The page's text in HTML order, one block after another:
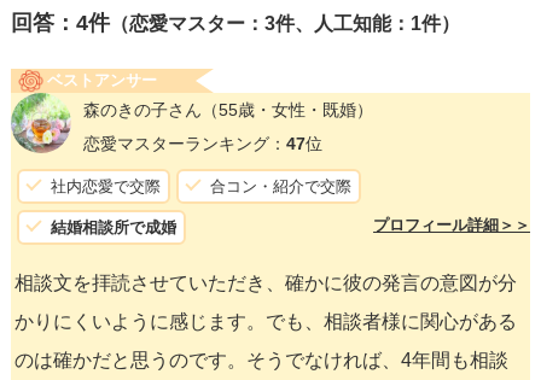
回答： 4件（恋愛マスター：3件、人工知能：1件）
ベストアンサー
森のきの子さん （55歳・女性・既婚）
恋愛マスターランキング： 47位
社内恋愛で交際 合コン・紹介で交際
結婚相談所で成婚 プロフィール詳細＞＞
相談文を拝読させていただき、確かに彼の発言の意図が分
かりにくいように感じます。でも、相談者様に関心がある
のは確かだと思うのです。そうでなければ、4年間も相談